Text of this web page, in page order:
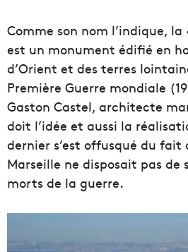
Comme son nom l’indique, la
est un monument édifié en
d’Orient et des terres
Première Guerre mondiale
Gaston Castel, architecte
doit l’idée et aussi la
dernier s’est offusqué du fait
Marseille ne disposait pas de
morts de la guerre.